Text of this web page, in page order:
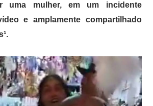
uma mulher, em um incidente
e amplamente compartilhado